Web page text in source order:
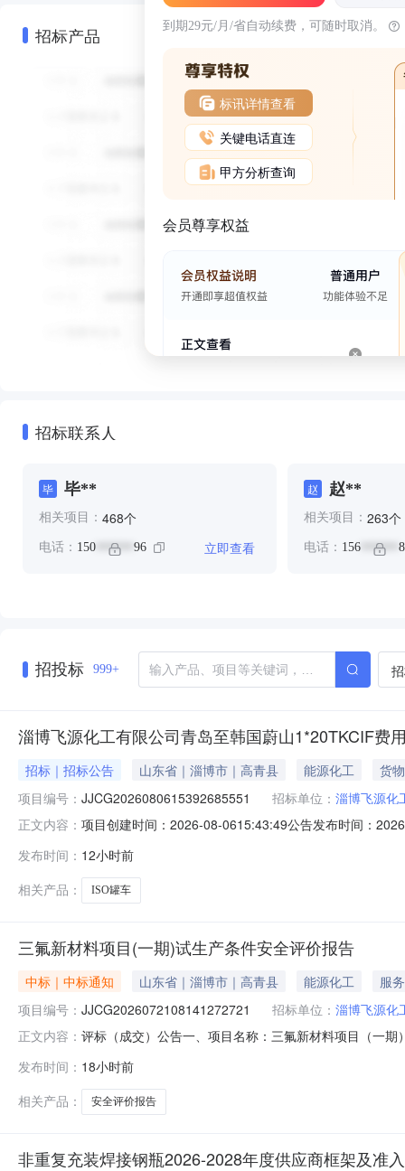
招标产品 到期29元/月/省自动续费，可随时取消。
标讯详情查看
关键电话直连
甲方分析查询
会员尊享权益
招标联系人
毕 毕**
相关项目： 468个
电话： 150 ****** 96 立即查看
赵 赵**
相关项目： 263个
电话： 156******
招投标 999+
淄博飞源化工有限公司青岛至韩国蔚山1*20TKCIF费
招标｜招标公告 山东省｜淄博市｜高青县 能源化工
货物
项目编号： JJCG2026080615392685551 招标单位： 淄博飞源化
正文内容： 项目创建时间：2026-08-0615:43:49公告发布时间：
1X20’SOCISOTANKS2.1类N.W.：18900KGSG.W.：
发布时间： 12小时前
相关产品：
ISO罐车
三氟新材料项目(一期)试生产条件安全评价报告
中标｜中标通知 山东省｜淄博市｜高青县 能源化工
服务
项目编号： JJCG2026072108141272721 招标单位： 淄博飞源化
正文内容： 评标（成交）公告一、项目名称：三氟新材料项目（一
发布时间： 18小时前
相关产品：
安全评价报告
非重复充装焊接钢瓶2026-2028年度供应商框架及准